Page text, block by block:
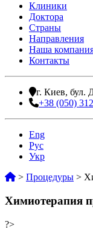
Клиники
Доктора
Страны
Направления
Наша
Контакты
г. Киев, бул.
+38 (050)
Eng
Рус
Укр
> Процедуры >
Химиотерапия
?>